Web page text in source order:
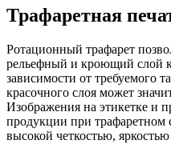
Трафаретная
Ротационный трафарет
рельефный и кроющий слой
зависимости от требуемого
красочного слоя может
Изображения на этикетке и
продукции при трафаретном
высокой четкостью,